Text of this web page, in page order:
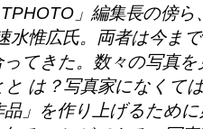
」編集長の傍
水惟広氏。両者は今ま
てきた。数々の写真
は？写真家になくて
」を作り上げるため